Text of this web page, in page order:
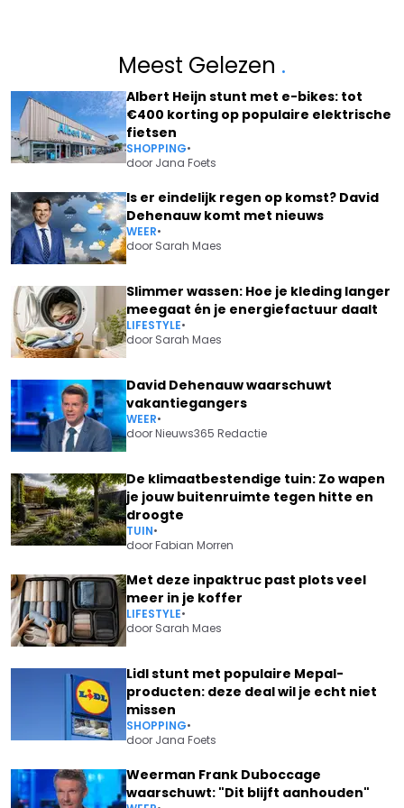
Meest Gelezen .
Albert Heijn stunt met e-bikes: tot
€400 korting op populaire elektrische
fietsen
SHOPPING•
door Jana Foets
Is er eindelijk regen op komst? David
Dehenauw komt met nieuws
WEER•
door Sarah Maes
Slimmer wassen: Hoe je kleding langer
meegaat én je energiefactuur daalt
LIFESTYLE•
door Sarah Maes
David Dehenauw waarschuwt
vakantiegangers
WEER•
doorNieuws365 Redactie
De klimaatbestendige tuin: Zo wapen
je jouw buitenruimte tegen hitte en
droogte
TUIN•
doorFabian Morren
Met deze inpaktruc past plots veel
meer in je koffer
LIFESTYLE•
door Sarah Maes
Lidl stunt met populaire Mepal-
producten: deze deal wil je echt niet
missen
SHOPPING•
door Jana Foets
Weerman Frank Duboccage
waarschuwt: "Dit blijft aanhouden"